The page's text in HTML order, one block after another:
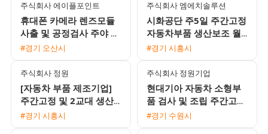
주식회사 에이플포인트
휴대폰 카메라 렌즈모듈
사출 및 공정검사 주야 2
교대 사원 모집
#경기 오산시
주식회사 엠에치솔루션
시화공단 주5일 주간고정
자동차부품 생산보조 월
310만원 남녀 사원 모집
#경기 시흥시
주식회사 정원
[자동차 부품 제조기업]
주간고정 및 2교대 생산·
물류·검사 사원 모집 (초
#경기 시흥시
주식회사 정원기업
현대기아 자동차 소형부
품 검사 및 조립 주간고정
모집 월 350만원 이상 가
#경기 수원시